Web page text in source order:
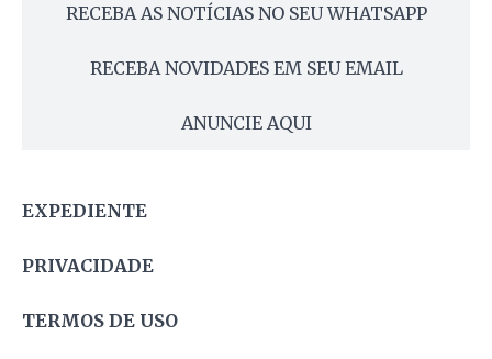
RECEBA AS NOTÍCIAS NO SEU WHATSAPP
RECEBA NOVIDADES EM SEU EMAIL
ANUNCIE AQUI
EXPEDIENTE
PRIVACIDADE
TERMOS DE USO